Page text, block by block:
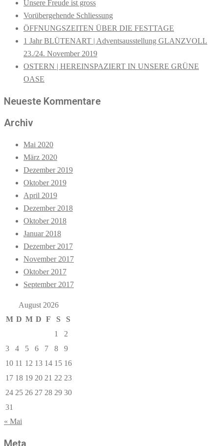
Unsere Freude ist gross
Vorübergehende Schliessung
ÖFFNUNGSZEITEN ÜBER DIE FESTTAGE
1 Jahr BLÜTENART | Adventsausstellung GLANZVOLL
23./24. November 2019
OSTERN | HEREINSPAZIERT IN UNSERE GRÜNE
OASE
Neueste Kommentare
Archiv
Mai 2020
März 2020
Dezember 2019
Oktober 2019
April 2019
Dezember 2018
Oktober 2018
Januar 2018
Dezember 2017
November 2017
Oktober 2017
September 2017
August 2026
M D M D F S
S
1
2
3
4 5 6 7 8
9
10 11 12 13 14 15 16
17 18 19 20 21 22 23
24 25 26 27 28 29 30
31
« Mai
Meta